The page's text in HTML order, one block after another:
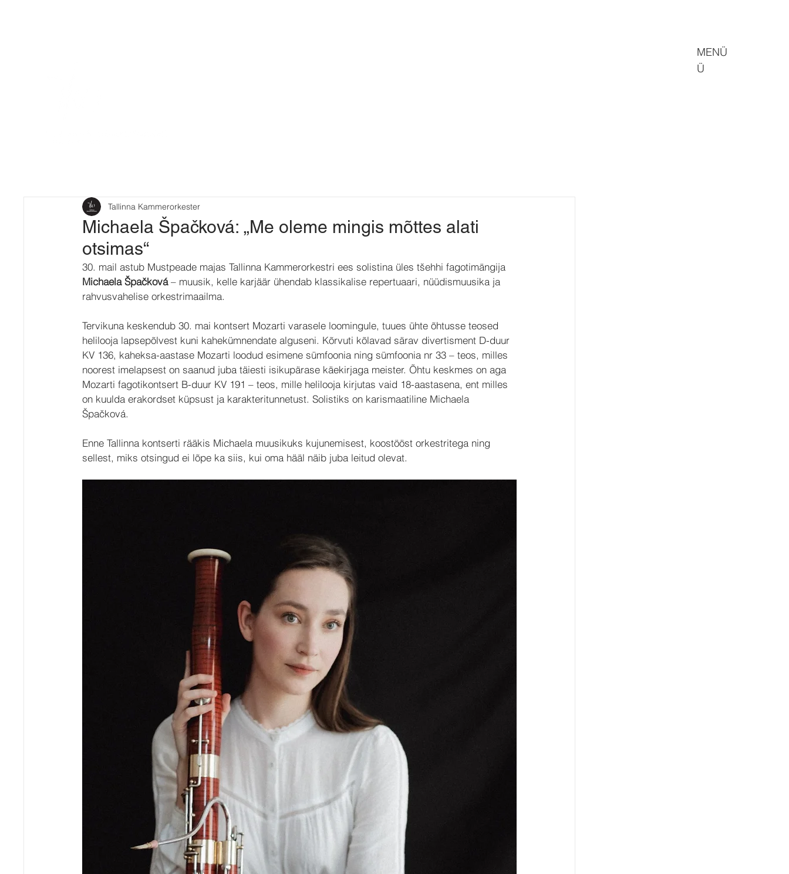
MENÜ
Ü
Michaela Špačková: „Me oleme mingis mõttes alati
otsimas“
Tallinna Kammerorkester
30. mail astub Mustpeade majas Tallinna Kammerorkestri ees solistina üles tšehhi fagotimängija
Michaela Špačková – muusik, kelle karjäär ühendab klassikalise repertuaari, nüüdismuusika ja
rahvusvahelise orkestrimaailma.
Tervikuna keskendub 30. mai kontsert Mozarti varasele loomingule, tuues ühte õhtusse teosed
helilooja lapsepõlvest kuni kahekümnendate alguseni. Kõrvuti kõlavad särav divertisment D-duur
KV 136, kaheksa-aastase Mozarti loodud esimene sümfoonia ning sümfoonia nr 33 – teos, milles
noorest imelapsest on saanud juba täiesti isikupärase käekirjaga meister. Õhtu keskmes on aga
Mozarti fagotikontsert B-duur KV 191 – teos, mille helilooja kirjutas vaid 18-aastasena, ent milles
on kuulda erakordset küpsust ja karakteritunnetust. Solistiks on karismaatiline Michaela
Špačková.
Enne Tallinna kontserti rääkis Michaela muusikuks kujunemisest, koostööst orkestritega ning
sellest, miks otsingud ei lõpe ka siis, kui oma hääl näib juba leitud olevat.